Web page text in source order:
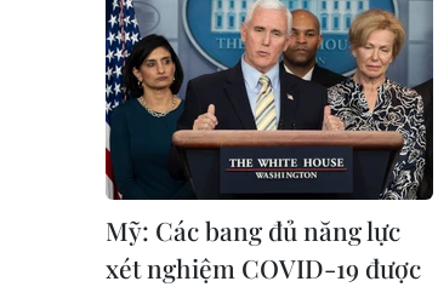
Mỹ: Các bang đủ năng lực
xét nghiệm COVID-19 được